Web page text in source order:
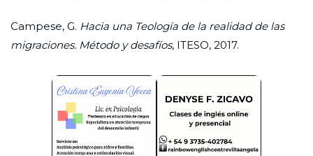
Campese, G. Hacia una Teología de la realidad de las
migraciones. Método y desafíos, ITESO, 2017.